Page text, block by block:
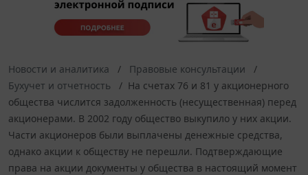
Новости и аналитика
Правовые консультации
Бухучет и отчетность
На счетах 76 и 81 у акционерного
общества числится задолженность (несущественная) перед
акционерами. В 2002 году общество выкупило у них акции.
Части акционеров были выплачены денежные средства,
однако акции к обществу не перешли. Подтверждающие
права на акции документы у общества в настоящий момент